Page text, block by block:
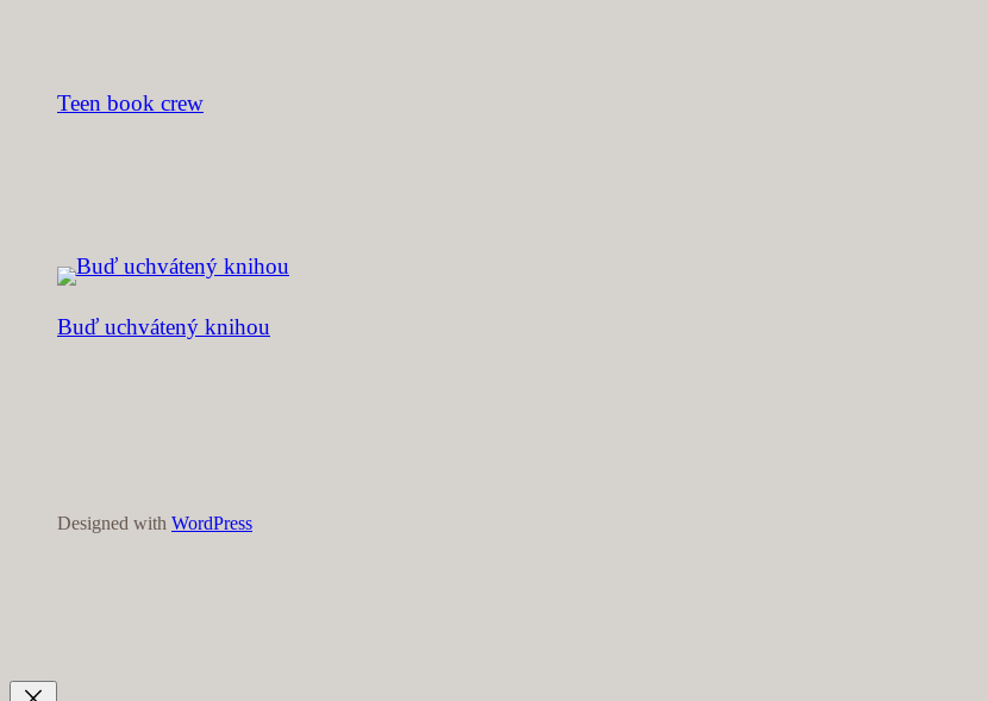
Teen book crew
Buď uchvátený knihou
Designed with WordPress